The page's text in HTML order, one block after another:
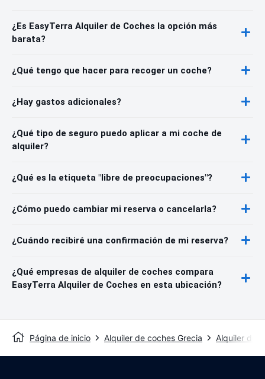
¿Es EasyTerra Alquiler de Coches la opción más
barata?
¿Qué tengo que hacer para recoger un coche?
¿Hay gastos adicionales?
¿Qué tipo de seguro puedo aplicar a mi coche de
alquiler?
¿Qué es la etiqueta "libre de preocupaciones"?
¿Cómo puedo cambiar mi reserva o cancelarla?
¿Cuándo recibiré una confirmación de mi reserva?
¿Qué empresas de alquiler de coches compara
EasyTerra Alquiler de Coches en esta ubicación?
Página de inicio Alquiler de coches Grecia Alquiler de